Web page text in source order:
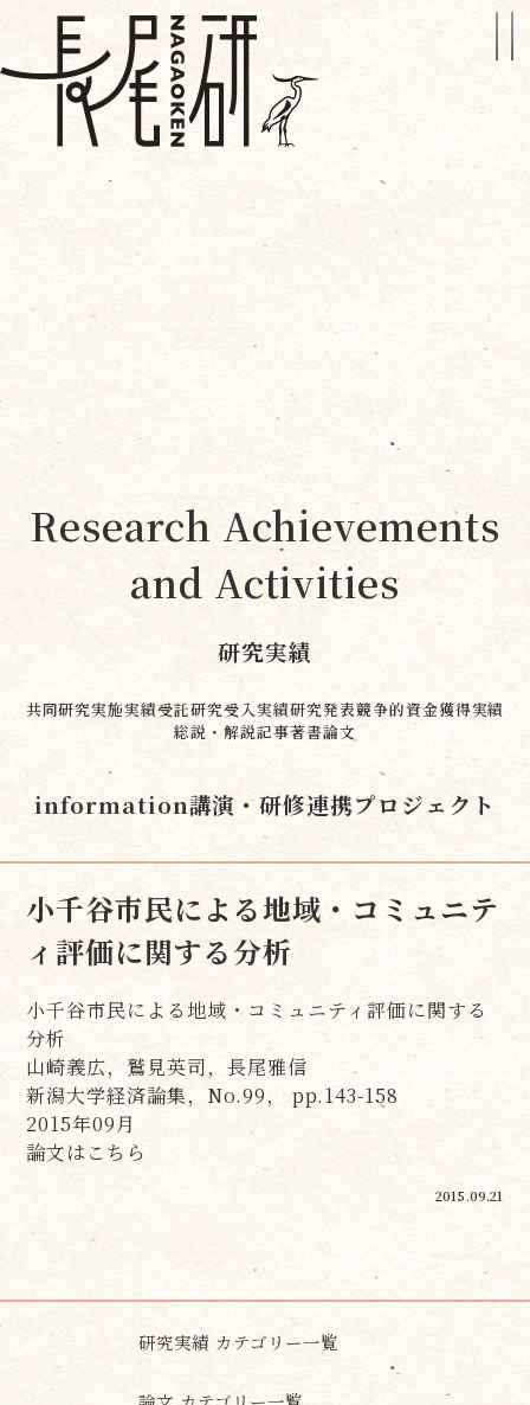
Research Achievements
and Activities
研究実績
共同研究実施実績受託研究受入実績研究発表競争的資金獲得実績
総説・解説記事著書論文
information講演・研修連携プロジェクト
小千谷市民による地域・コミュニテ
ィ評価に関する分析
小千谷市民による地域・コミュニティ評価に関する
分析
山崎義広，鷲見英司，長尾雅信
新潟大学経済論集，No.99， pp.143-158
2015年09月
論文はこちら
2015.09.21
研究実績 カテゴリー一覧